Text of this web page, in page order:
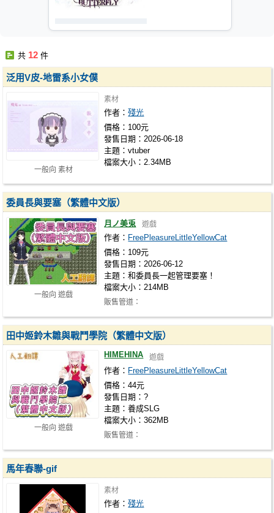
共 12 件
一般向 素材
泛用V皮-地雷系小女僕
素材
作者：殘光
價格：100元
發售日期：2026-06-18
主題：vtuber
檔案大小：2.34MB
一般向 遊戲
委員長與要塞（繁體中文版）
月ノ美兎 遊戲
作者： FreePleasureLittleYellowCat
價格：109元
發售日期：2026-06-12
主題：和委員長一起管理要塞！
檔案大小：214MB
販售管道：
ht…
一般向 遊戲
田中姬鈴木雛與戰鬥學院（繁體中文版）
HIMEHINA 遊戲
作者： FreePleasureLittleYellowCat
價格：44元
發售日期：?
主題：養成SLG
檔案大小：362MB
販售管道：
ht…
馬年春聯-gif
素材
作者：殘光